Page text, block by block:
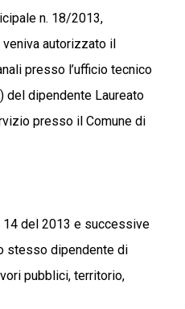
n. 18/2013,
autorizzato il
presso l’ufficio tecnico
del dipendente Laureato
presso il Comune di
14 del 2013 e successive
stesso dipendente di
pubblici, territorio,